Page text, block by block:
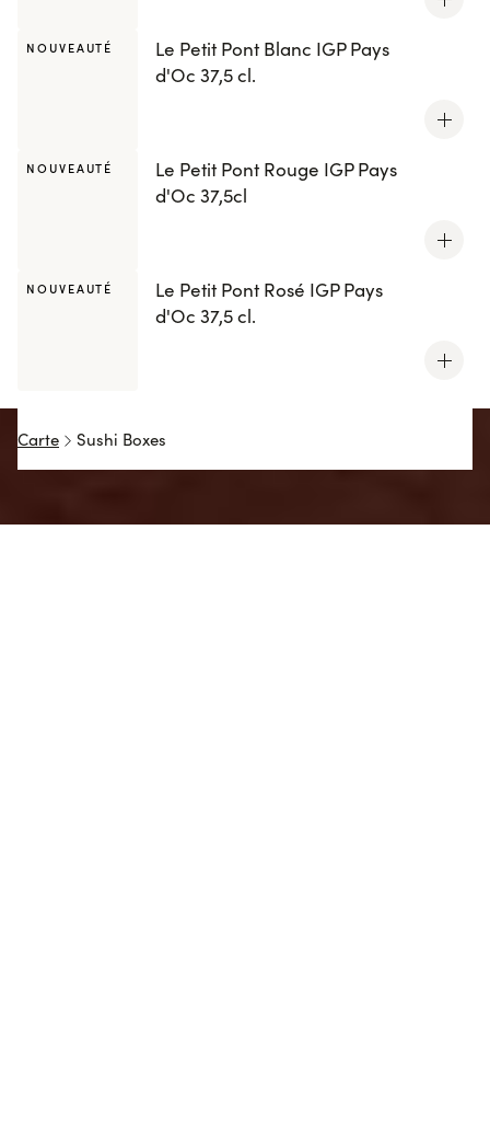
Carte Sushi Boxes
NOUVEAUTÉ
Le Petit Pont Blanc IGP Pays
d'Oc 37,5 cl.
NOUVEAUTÉ
Le Petit Pont Rouge IGP Pays
d'Oc 37,5cl
NOUVEAUTÉ
Le Petit Pont Rosé IGP Pays
d'Oc 37,5 cl.